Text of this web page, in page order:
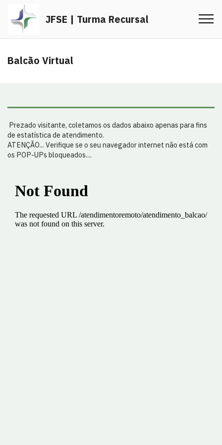
JFSE | Turma Recursal
Balcão Virtual
Prezado visitante, coletamos os dados abaixo apenas para fins
de estatística de atendimento.
ATENÇÃO... Verifique se o seu navegador internet não está com
os POP-UPs bloqueados....